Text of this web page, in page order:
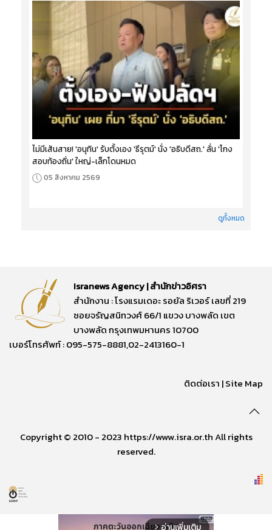
ไม่มีเส้นสาย! 'อนุทิน' รับตั้งเอง 'ธีรุตม์' นั่ง 'อธิบดีสถ.' ลั่น 'โกง
สอบท้องถิ่น' ใหญ่-เล็กโดนหมด
05 สิงหาคม 2569
ดูทั้งหมด
Isranews Agency | สำนักข่าวอิศรา
สำนักงาน : โรงแรมเดอะ รอยัล ริเวอร์ เลขที่ 219
ซอยจรัญสนิทวงศ์ 66/1 แขวง บางพลัด เขต
บางพลัด กรุงเทพมหานคร 10700
เบอร์โทรศัพท์ : 095-575-8881,02-2413160-1
ติดต่อเรา |Site Map
Copyright © 2010 - 2023 https://www.isra.or.th All rights
reserved.
arrow_forward_ios อ่านเพิ่มเติม